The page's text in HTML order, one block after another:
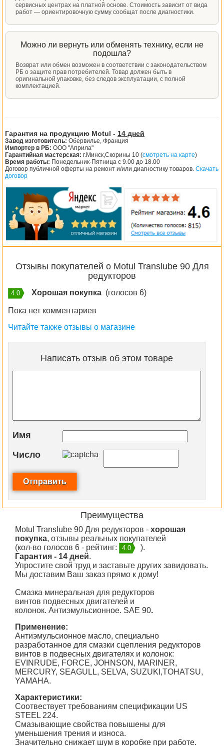
сервисных центрах на платной основе. Стоимость зависит от вида
работ — ориентировочную сумму сообщат после диагностики.
Можно ли вернуть или обменять технику, если не
подошла?
Возврат или обмен возможен в соответствии с законодательством
РБ о защите прав потребителей. Товар должен быть в
оригинальной упаковке, без следов эксплуатации, с полной
комплектацией.
Гарантия на продукцию Motul - 14 дней
Завод изготовитель: Обервилье, Франция
Импортер в РБ: ООО "Априла"
Гарантийная мастерская: г.Минск,Скорины 10 (смотреть на карте)
Время работы: Понедельник-Пятница с 9.00 до 18.00
Договор публичной оферты на ремонт и/или диагностику товаров. Скачать
договор
Отзывы покупателей о Motul Translube 90 Для
редукторов
4.0 Хорошая покупка (голосов 6)
Пока нет комментариев
Читайте также отзывы о магазине
Написать отзыв об этом товаре
Имя
Число
Преимущества
Motul Translube 90 Для редукторов - хорошая
покупка, отзывы реальных покупателей
(кол-во голосов 6 - рейтинг:
4.0
).
Гарантия - 14 дней.
Упростите свой труд и заставьте других завидовать.
Мы доставим Ваш заказ прямо к дому!
Смазка минеральная для редукторов
винтов подвесных двигателей и
колонок. Антиэмульсионное. SAE 90.
Применение:
Антиэмульсионное масло, специально
разработанное для смазки сцепления редукторов
винтов в подвесных двигателях и колонок:
EVINRUDE, FORCE, JOHNSON, MARINER,
MERCURY, SEAGULL, SELVA, SUZUKI,TOHATSU,
YAMAHA.
Характеристики:
Соотвествует требованиям спецификации US
STEEL 224.
Смазывающие свойства повышены для
уменьшения трения и износа.
Значительно снижает шум в коробке при работе.